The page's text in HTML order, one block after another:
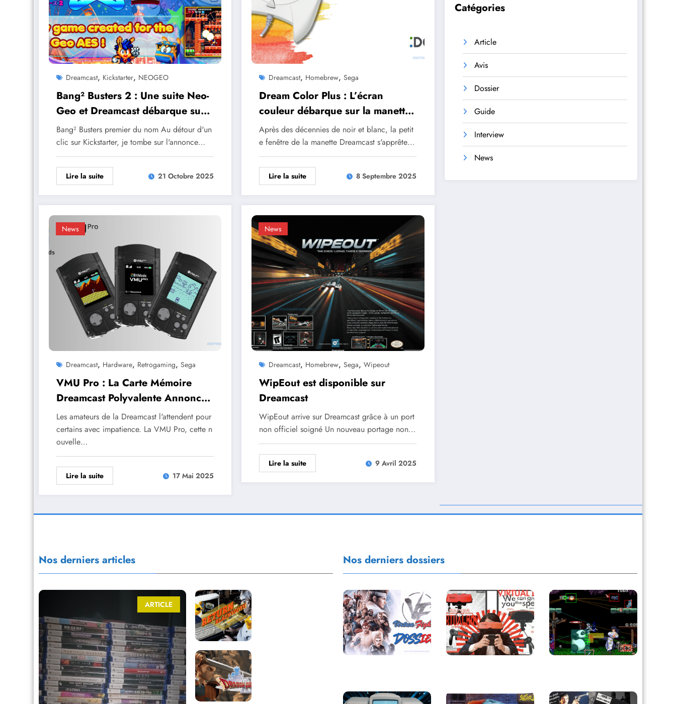
Dreamcast, Kickstarter, NEOGEO
Bang² Busters 2 : Une suite Neo-
Geo et Dreamcast débarque sur
Kickstarter
Bang² Busters premier du nom Au détour d'un
clic sur Kickstarter, je tombe sur l'annonce…
Lire la suite 21 Octobre 2025
Dreamcast, Homebrew,Sega
Dream Color Plus : L’écran
couleur débarque sur la manette
Dreamcast
Après des décennies de noir et blanc, la petit
e fenêtre de la manette Dreamcast s'apprête…
Lire la suite 8 Septembre 2025
News
Dreamcast, Hardware, Retrogaming, Sega
VMU Pro : La Carte Mémoire
Dreamcast Polyvalente Annonce
Son Prix
Les amateurs de la Dreamcast l'attendent pour
certains avec impatience. La VMU Pro, cette n
ouvelle…
Lire la suite 17 Mai 2025
News
Dreamcast, Homebrew,Sega,Wipeout
WipEout est disponible sur
Dreamcast
WipEout arrive sur Dreamcast grâce à un port
non officiel soigné Un nouveau portage non…
Lire la suite 9 Avril 2025
Catégories
Article
Avis
Dossier
Guide
Interview
News
Nos derniers articles
ARTICLE
Nos derniers dossiers